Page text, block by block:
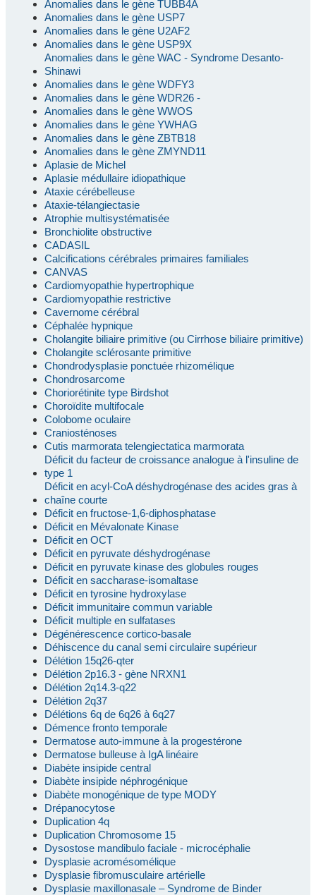
Anomalies dans le gène TUBB4A
Anomalies dans le gène USP7
Anomalies dans le gène U2AF2
Anomalies dans le gène USP9X
Anomalies dans le gène WAC - Syndrome Desanto-
Shinawi
Anomalies dans le gène WDFY3
Anomalies dans le gène WDR26 -
Anomalies dans le gène WWOS
Anomalies dans le gène YWHAG
Anomalies dans le gène ZBTB18
Anomalies dans le gène ZMYND11
Aplasie de Michel
Aplasie médullaire idiopathique
Ataxie cérébelleuse
Ataxie-télangiectasie
Atrophie multisystématisée
Bronchiolite obstructive
CADASIL
Calcifications cérébrales primaires familiales
CANVAS
Cardiomyopathie hypertrophique
Cardiomyopathie restrictive
Cavernome cérébral
Céphalée hypnique
Cholangite biliaire primitive (ou Cirrhose biliaire primitive)
Cholangite sclérosante primitive
Chondrodysplasie ponctuée rhizomélique
Chondrosarcome
Choriorétinite type Birdshot
Choroïdite multifocale
Colobome oculaire
Craniosténoses
Cutis marmorata telengiectatica marmorata
Déficit du facteur de croissance analogue à l'insuline de
type 1
Déficit en acyl-CoA déshydrogénase des acides gras à
chaîne courte
Déficit en fructose-1,6-diphosphatase
Déficit en Mévalonate Kinase
Déficit en OCT
Déficit en pyruvate déshydrogénase
Déficit en pyruvate kinase des globules rouges
Déficit en saccharase-isomaltase
Déficit en tyrosine hydroxylase
Déficit immunitaire commun variable
Déficit multiple en sulfatases
Dégénérescence cortico-basale
Déhiscence du canal semi circulaire supérieur
Délétion 15q26-qter
Délétion 2p16.3 - gène NRXN1
Délétion 2q14.3-q22
Délétion 2q37
Délétions 6q de 6q26 à 6q27
Démence fronto temporale
Dermatose auto-immune à la progestérone
Dermatose bulleuse à IgA linéaire
Diabète insipide central
Diabète insipide néphrogénique
Diabète monogénique de type MODY
Drépanocytose
Duplication 4q
Duplication Chromosome 15
Dysostose mandibulo faciale - microcéphalie
Dysplasie acromésomélique
Dysplasie fibromusculaire artérielle
Dysplasie maxillonasale – Syndrome de Binder